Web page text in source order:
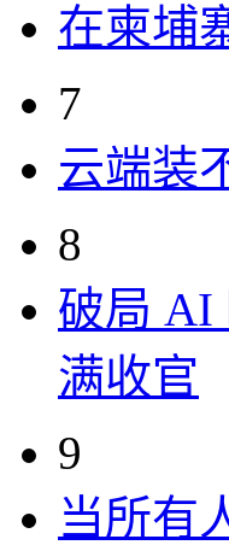
在柬埔
7
云端装
8
破局 AI
满收官
9
当所有